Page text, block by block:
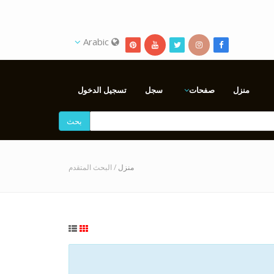
منزل صفحات سجل تسجيل الدخول
بحث
منزل / البحث المتقدم